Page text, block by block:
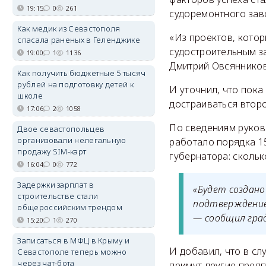
судоремонтного
«Из проектов,
судостроительным
Дмитрий
И уточнил, что
достраиваться
По сведениям
работало порядка
губернатора:
«Будет
— сообщил
И добавил, что в
19:15 0 261
Как медик из Севастополя
спасала раненых в Геленджике
19:00 1 1136
Как получить бюджетные 5 тысяч
рублей на подготовку детей к
школе
17:06 2 1058
Двое севастопольцев
организовали нелегальную
продажу SIM-карт
16:04 0 772
Задержки зарплат в
строительстве стали
общероссийским трендом
15:20 1 270
Записаться в МФЦ в Крыму и
Севастополе теперь можно
через чат-бота